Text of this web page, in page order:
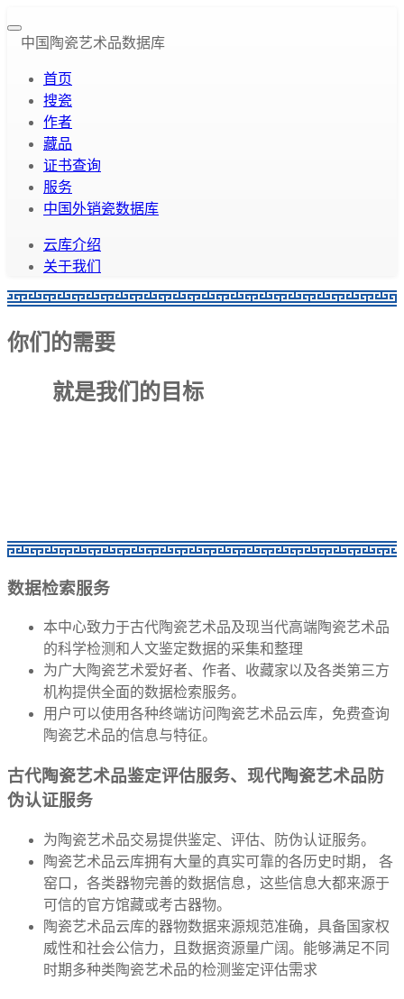
中国陶瓷艺术品数据库
首页
搜瓷
作者
藏品
证书查询
服务
中国外销瓷数据库
云库介绍
关于我们
你们的需要
就是我们的目标
数据检索服务
本中心致力于古代陶瓷艺术品及现当代高端陶瓷艺术品
的科学检测和人文鉴定数据的采集和整理
为广大陶瓷艺术爱好者、作者、收藏家以及各类第三方
机构提供全面的数据检索服务。
用户可以使用各种终端访问陶瓷艺术品云库，免费查询
陶瓷艺术品的信息与特征。
古代陶瓷艺术品鉴定评估服务、现代陶瓷艺术品防
伪认证服务
为陶瓷艺术品交易提供鉴定、评估、防伪认证服务。
陶瓷艺术品云库拥有大量的真实可靠的各历史时期， 各
窑口，各类器物完善的数据信息，这些信息大都来源于
可信的官方馆藏或考古器物。
陶瓷艺术品云库的器物数据来源规范准确，具备国家权
威性和社会公信力，且数据资源量广阔。能够满足不同
时期多种类陶瓷艺术品的检测鉴定评估需求